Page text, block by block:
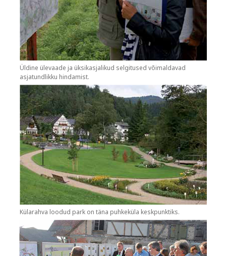
Üldine ülevaade ja üksikasjalikud selgitused võimaldavad
asjatundlikku hindamist.
Külarahva loodud park on täna puhkeküla keskpunktiks.